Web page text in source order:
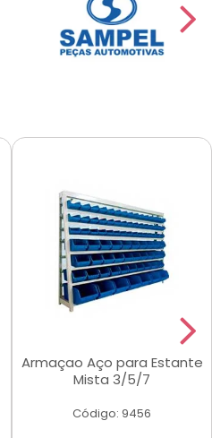
Armaçao Aço para Estante
Mista 3/5/7
Código: 9456